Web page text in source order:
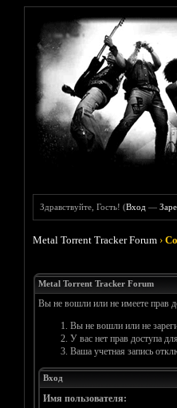
Здравствуйте, Гость! (Вход —
Metal Torrent Tracker Forum ›
Metal Torrent Tracker Forum
Вы не вошли или не имеете прав
Вы не вошли или не
У вас нет прав доступа
Ваша учетная запись
Вход
Имя пользователя: